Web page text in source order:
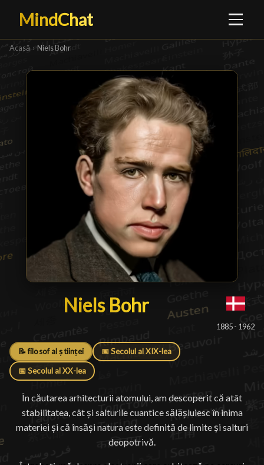
MindChat
Acasă › Niels Bohr
Niels Bohr
Niels Bohr█
1885 - 1962
📝 filosof al științei 📅 Secolul al XIX-lea
📅 Secolul al XX-lea
În căutarea arhitecturii atomului, am descoperit că atât
stabilitatea, cât și salturile cuantice sălășluiesc în inima
materiei și că însăși natura este definită de limite și salturi
deopotrivă.